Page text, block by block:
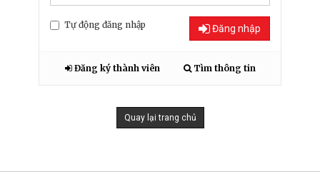
Tự động đăng nhập Đăng nhập
Đăng ký thành viên Tìm thông tin
Quay lại trang chủ